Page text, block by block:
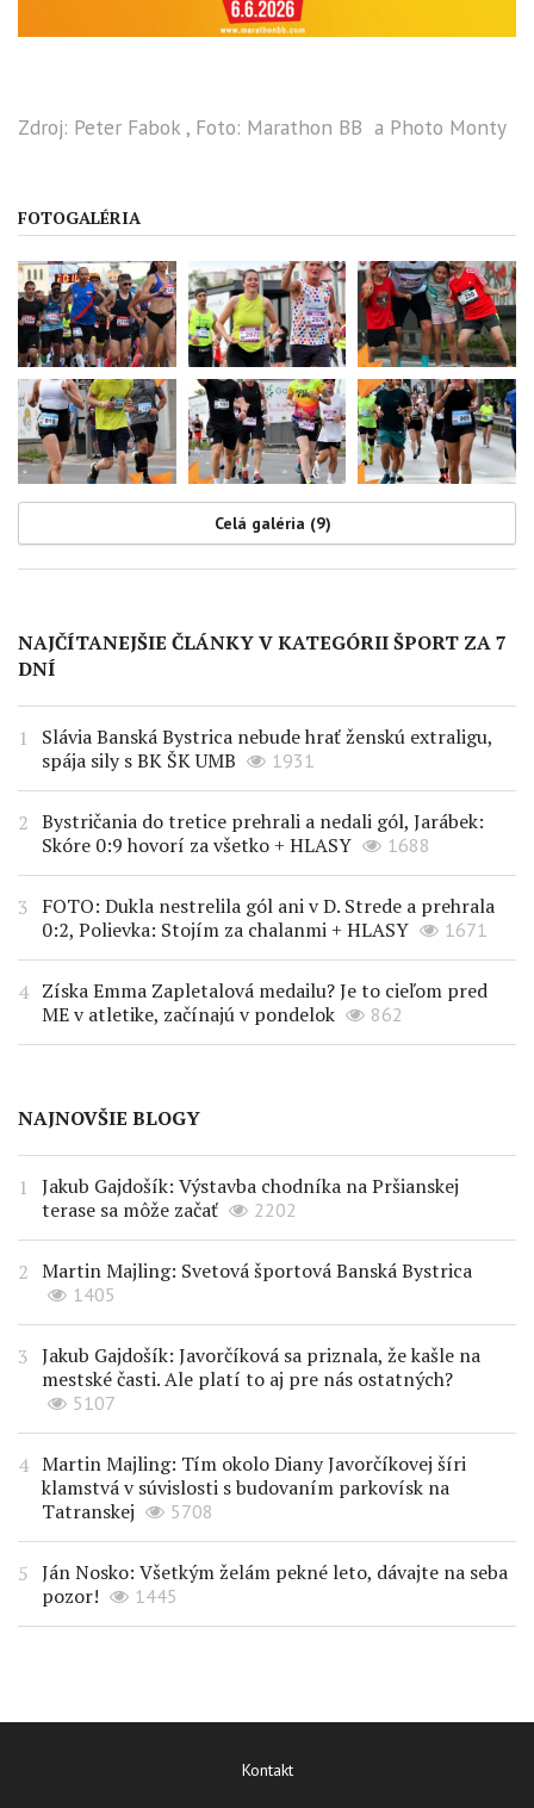
Zdroj: Peter Fabok , Foto: Marathon BB a Photo Monty
FOTOGALÉRIA
Celá galéria (9)
NAJČÍTANEJŠIE ČLÁNKY V KATEGÓRII ŠPORT ZA 7
DNÍ
Slávia Banská Bystrica nebude hrať ženskú extraligu,
spája sily s BK ŠK UMB
1931
Bystričania do tretice prehrali a nedali gól, Jarábek:
Skóre 0:9 hovorí za všetko + HLASY
1688
FOTO: Dukla nestrelila gól ani v D. Strede a prehrala
0:2, Polievka: Stojím za chalanmi + HLASY
1671
Získa Emma Zapletalová medailu? Je to cieľom pred
ME v atletike, začínajú v pondelok
862
NAJNOVŠIE BLOGY
Jakub Gajdošík: Výstavba chodníka na Pršianskej
terase sa môže začať
2202
Martin Majling: Svetová športová Banská Bystrica
1405
Jakub Gajdošík: Javorčíková sa priznala, že kašle na
mestské časti. Ale platí to aj pre nás ostatných?
5107
Martin Majling: Tím okolo Diany Javorčíkovej šíri
klamstvá v súvislosti s budovaním parkovísk na
Tatranskej
5708
Ján Nosko: Všetkým želám pekné leto, dávajte na seba
pozor!
1445
Kontakt